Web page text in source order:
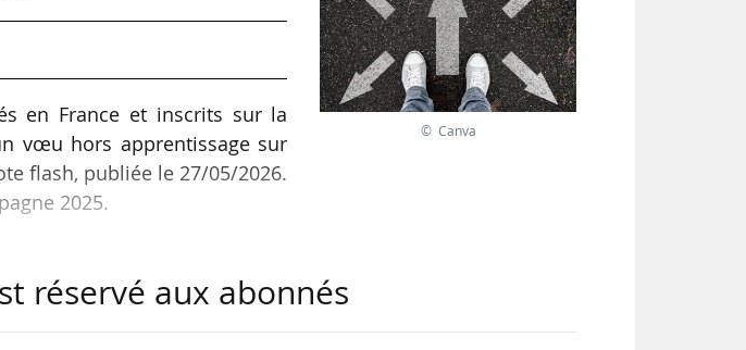
en France et inscrits sur la
vœu hors apprentissage sur
flash, publiée le 27/05/2026.
2025.
confirmé au moins un vœu. La
© Canva
réservé aux abonnés